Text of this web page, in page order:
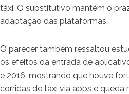
táxi. O substitutivo mantém o
adaptação das plataformas.
O parecer também ressaltou
os efeitos da entrada de
e 2016, mostrando que houve
corridas de táxi via apps e queda